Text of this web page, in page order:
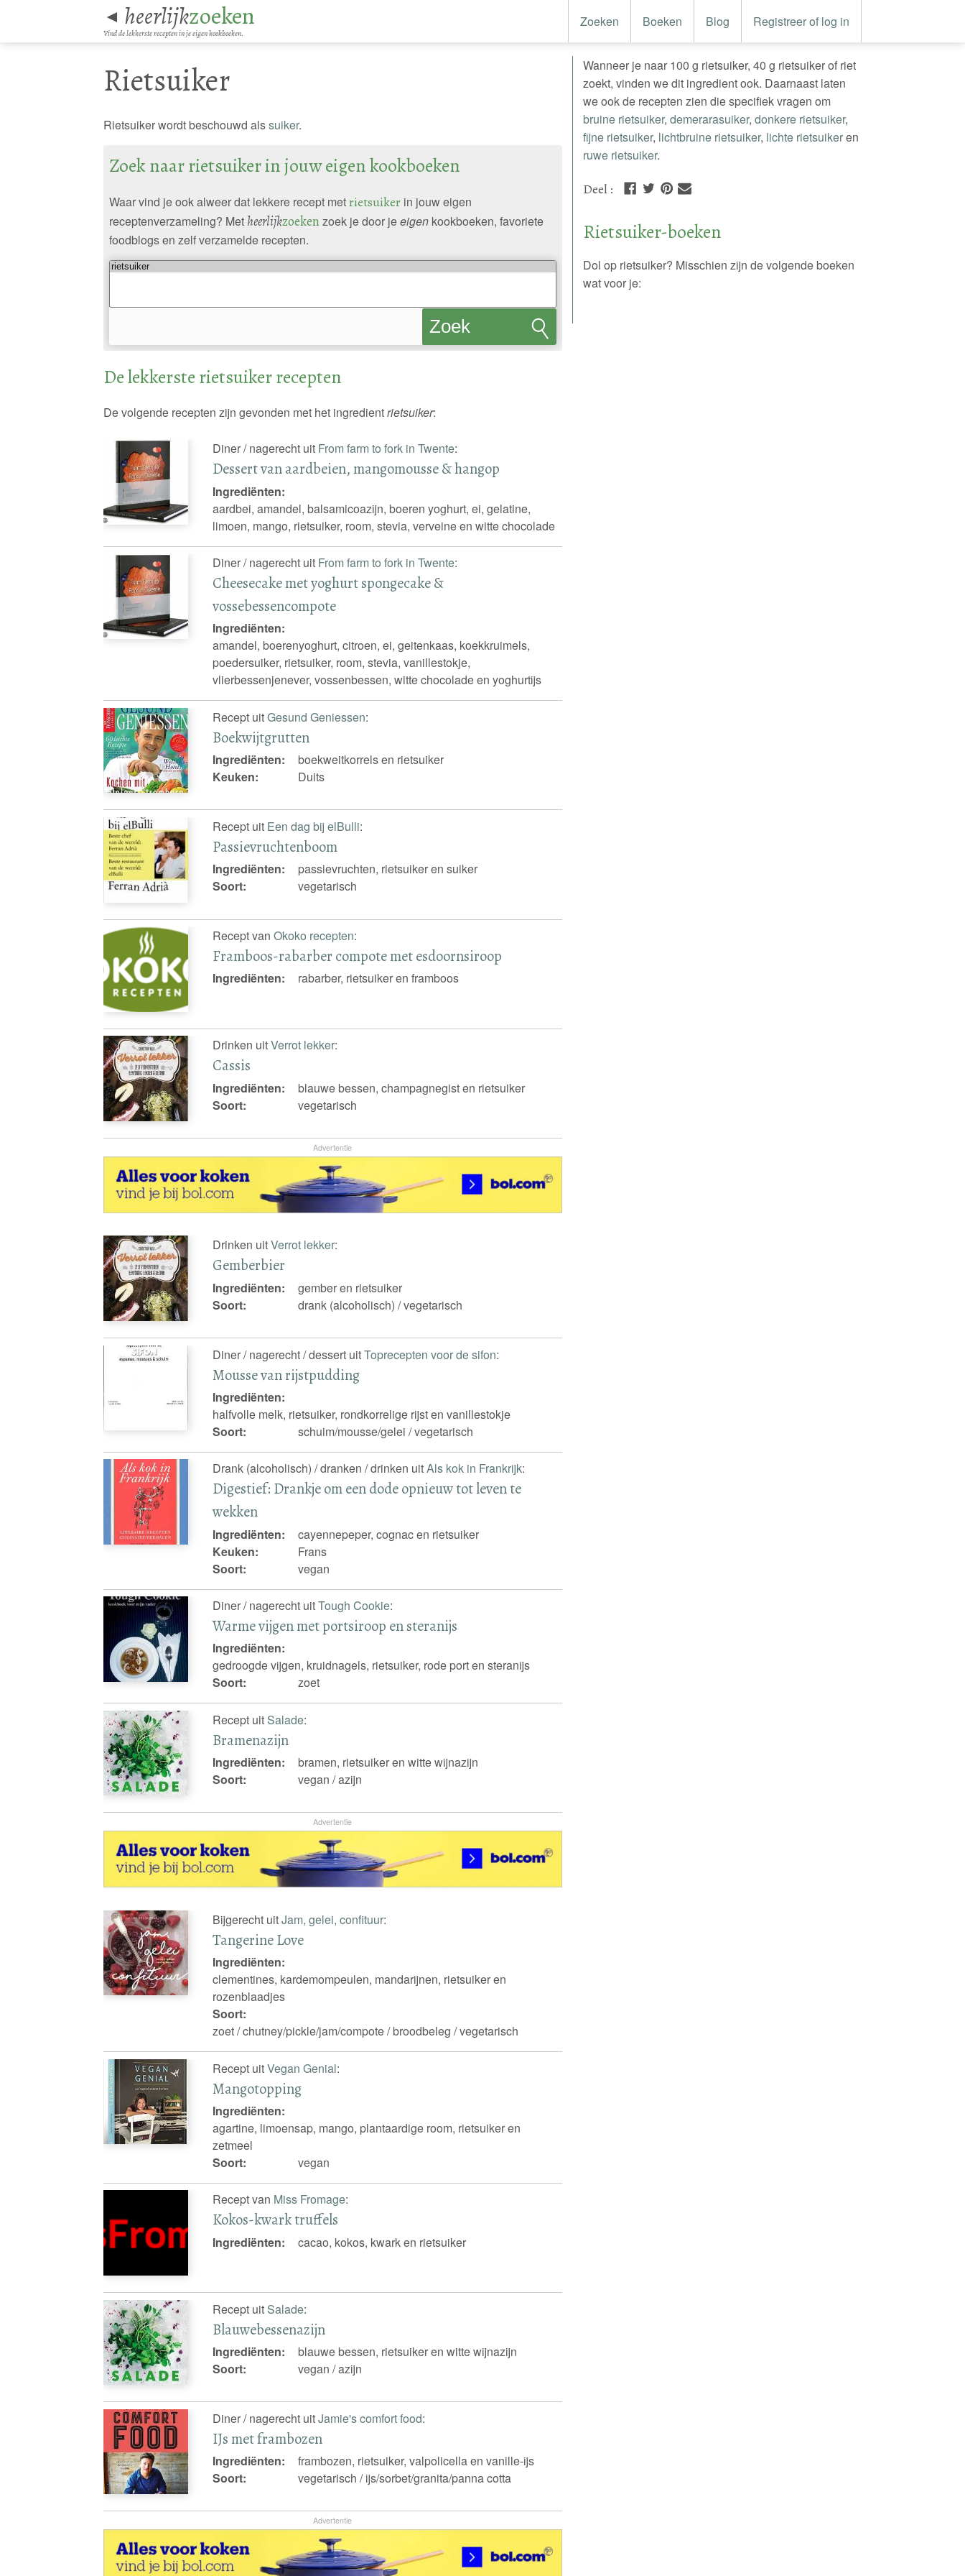
◄ heerlijkzoeken
Vind de lekkerste recepten in je eigen kookboeken.
Zoeken Boeken Blog Registreer of log in
Rietsuiker
Rietsuiker wordt beschouwd alssuiker.
Zoek naar rietsuiker in jouw eigen kookboeken
Waar vind je ook alweer dat lekkere recept metrietsuikerin jouw eigen
receptenverzameling? Met heerlijkzoekenzoek je door jeeigenkookboeken, favoriete
foodblogs en zelf verzamelde recepten.
Zoek
De lekkerste rietsuiker recepten
De volgende recepten zijn gevonden met het ingredientrietsuiker:
Diner / nagerecht uit From farm to fork in Twente:
Dessert van aardbeien, mangomousse & hangop
Ingrediënten:
aardbei, amandel, balsamicoazijn, boeren yoghurt, ei, gelatine,
limoen, mango, rietsuiker, room, stevia, verveine en witte chocolade
Diner / nagerecht uit From farm to fork in Twente:
Cheesecake met yoghurt spongecake &
vossebessencompote
Ingrediënten:
amandel, boerenyoghurt, citroen, ei, geitenkaas, koekkruimels,
poedersuiker, rietsuiker, room, stevia, vanillestokje,
vlierbessenjenever, vossenbessen, witte chocolade en yoghurtijs
Recept uitGesund Geniessen:
Boekwijtgrutten
Ingrediënten:
boekweitkorrels en rietsuiker
Keuken:
Duits
Recept uit Een dag bij elBulli:
Passievruchtenboom
Ingrediënten:
passievruchten, rietsuiker en suiker
Soort:
vegetarisch
Recept vanOkoko recepten:
Framboos-rabarber compote met esdoornsiroop
Ingrediënten: rabarber, rietsuiker en framboos
Drinken uitVerrot lekker:
Cassis
Ingrediënten:
blauwe bessen, champagnegist en rietsuiker
Soort:
vegetarisch
Advertentie
Drinken uitVerrot lekker:
Gemberbier
Ingrediënten:
gember en rietsuiker
Soort:
drank (alcoholisch) / vegetarisch
Diner / nagerecht / dessert uitToprecepten voor de sifon:
Mousse van rijstpudding
Ingrediënten:
halfvolle melk, rietsuiker, rondkorrelige rijst en vanillestokje
Soort:
schuim/mousse/gelei / vegetarisch
Drank (alcoholisch) / dranken / drinken uitAls kok in Frankrijk:
Digestief: Drankje om een dode opnieuw tot leven te
wekken
Ingrediënten:
cayennepeper, cognac en rietsuiker
Keuken:
Frans
Soort:
vegan
Diner / nagerecht uitTough Cookie:
Warme vijgen met portsiroop en steranijs
Ingrediënten:
gedroogde vijgen, kruidnagels, rietsuiker, rode port en steranijs
Soort:
zoet
Recept uit Salade:
Bramenazijn
Ingrediënten:
bramen, rietsuiker en witte wijnazijn
Soort:
vegan / azijn
Advertentie
Bijgerecht uitJam, gelei, confituur:
Tangerine Love
Ingrediënten:
clementines, kardemompeulen, mandarijnen, rietsuiker en
rozenblaadjes
Soort:
zoet / chutney/pickle/jam/compote / broodbeleg / vegetarisch
Recept uitVegan Genial:
Mangotopping
Ingrediënten:
agartine, limoensap, mango, plantaardige room, rietsuiker en
zetmeel
Soort:
vegan
Recept van Miss Fromage:
Kokos-kwark truffels
Ingrediënten: cacao, kokos, kwark en rietsuiker
Recept uit Salade:
Blauwebessenazijn
Ingrediënten:
blauwe bessen, rietsuiker en witte wijnazijn
Soort:
vegan / azijn
Diner / nagerecht uitJamie's comfort food:
IJs met frambozen
Ingrediënten:
frambozen, rietsuiker, valpolicella en vanille-ijs
Soort:
vegetarisch / ijs/sorbet/granita/panna cotta
Advertentie
Wanneer je naar 100 g rietsuiker, 40 g rietsuiker of riet
zoekt, vinden we dit ingredient ook. Daarnaast laten
we ook de recepten zien die specifiek vragen om
bruine rietsuiker, demerarasuiker, donkere rietsuiker,
fijne rietsuiker, lichtbruine rietsuiker, lichte rietsuikeren
ruwe rietsuiker.
Deel :
Rietsuiker-boeken
Dol op rietsuiker? Misschien zijn de volgende boeken
wat voor je: